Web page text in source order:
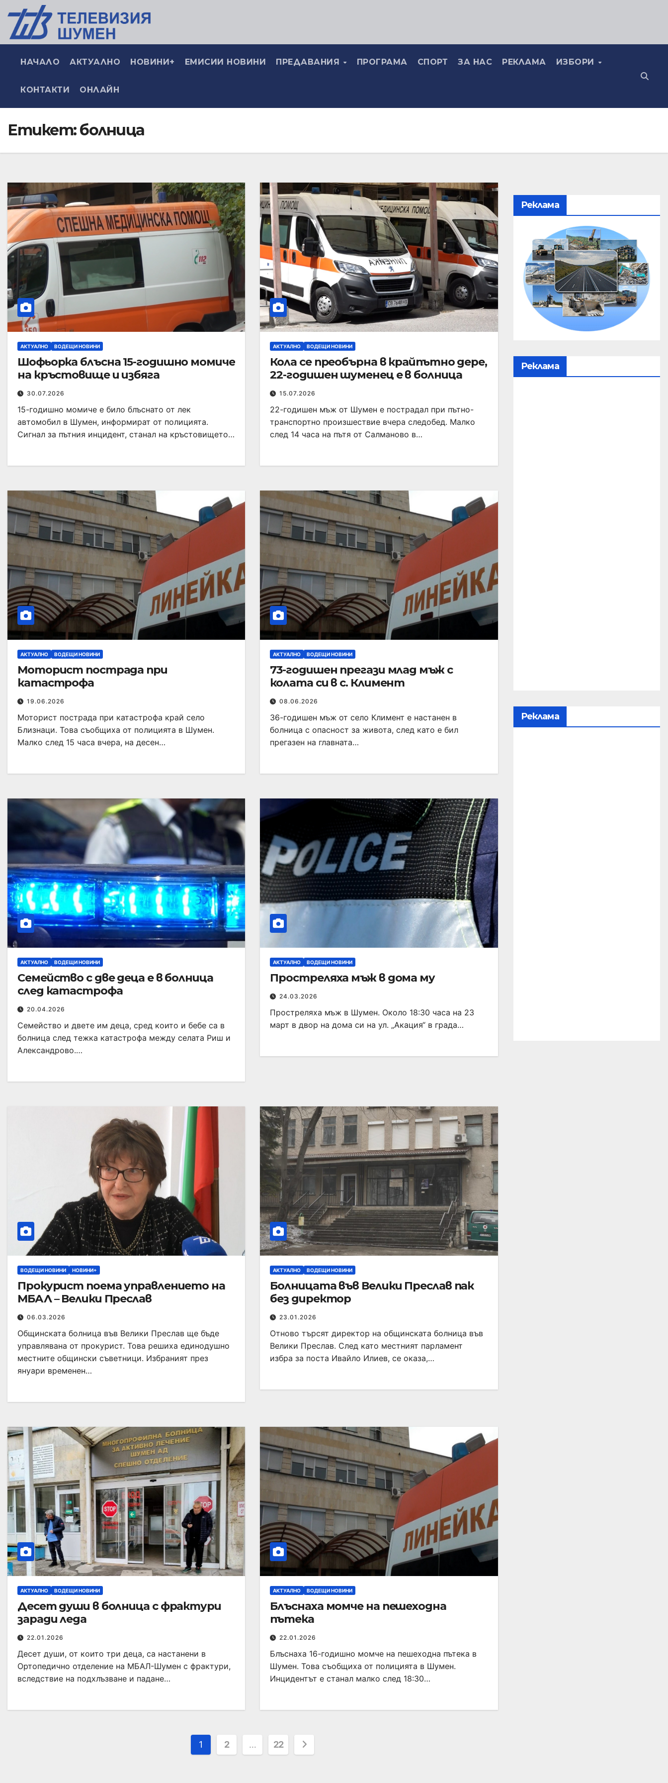
НАЧАЛО АКТУАЛНО НОВИНИ+ ЕМИСИИ НОВИНИ ПРЕДАВАНИЯ ПРОГРАМА СПОРТ ЗА НАС РЕКЛАМА ИЗБОРИ
КОНТАКТИ ОНЛАЙН
Етикет:болница
АКТУАЛНО ВОДЕЩИ НОВИНИ
Шофьорка блъсна 15-годишно момиче
на кръстовище и избяга
30.07.2026
15-годишно момиче е било блъснато от лек
автомобил в Шумен, информират от полицията.
Сигнал за пътния инцидент, станал на кръстовището…
АКТУАЛНО ВОДЕЩИ НОВИНИ
Кола се преобърна в крайпътно дере,
22-годишен шуменец е в болница
15.07.2026
22-годишен мъж от Шумен е пострадал при пътно-
транспортно произшествие вчера следобед. Малко
след 14 часа на пътя от Салманово в…
АКТУАЛНО ВОДЕЩИ НОВИНИ
Моторист пострада при
катастрофа
19.06.2026
Моторист пострада при катастрофа край село
Близнаци. Това съобщиха от полицията в Шумен.
Малко след 15 часа вчера, на десен…
АКТУАЛНО ВОДЕЩИ НОВИНИ
73-годишен прегази млад мъж с
колата си в с. Климент
08.06.2026
36-годишен мъж от село Климент е настанен в
болница с опасност за живота, след като е бил
прегазен на главната…
АКТУАЛНО ВОДЕЩИ НОВИНИ
Семейство с две деца е в болница
след катастрофа
20.04.2026
Семейство и двете им деца, сред които и бебе са в
болница след тежка катастрофа между селата Риш и
Александрово.…
АКТУАЛНО ВОДЕЩИ НОВИНИ
Простреляха мъж в дома му
24.03.2026
Простреляха мъж в Шумен. Около 18:30 часа на 23
март в двор на дома си на ул. „Акация“ в града…
ВОДЕЩИ НОВИНИ НОВИНИ+
Прокурист поема управлението на
МБАЛ – Велики Преслав
06.03.2026
Общинската болница във Велики Преслав ще бъде
управлявана от прокурист. Това решиха единодушно
местните общински съветници. Избраният през
януари временен…
АКТУАЛНО ВОДЕЩИ НОВИНИ
Болницата във Велики Преслав пак
без директор
23.01.2026
Отново търсят директор на общинската болница във
Велики Преслав. След като местният парламент
избра за поста Ивайло Илиев, се оказа,…
АКТУАЛНО ВОДЕЩИ НОВИНИ
Десет души в болница с фрактури
заради леда
22.01.2026
Десет души, от които три деца, са настанени в
Ортопедично отделение на МБАЛ-Шумен с фрактури,
вследствие на подхлъзване и падане…
АКТУАЛНО ВОДЕЩИ НОВИНИ
Блъснаха момче на пешеходна
пътека
22.01.2026
Блъснаха 16-годишно момче на пешеходна пътека в
Шумен. Това съобщиха от полицията в Шумен.
Инцидентът е станал малко след 18:30…
1 2 … 22
Реклама
Реклама
Реклама